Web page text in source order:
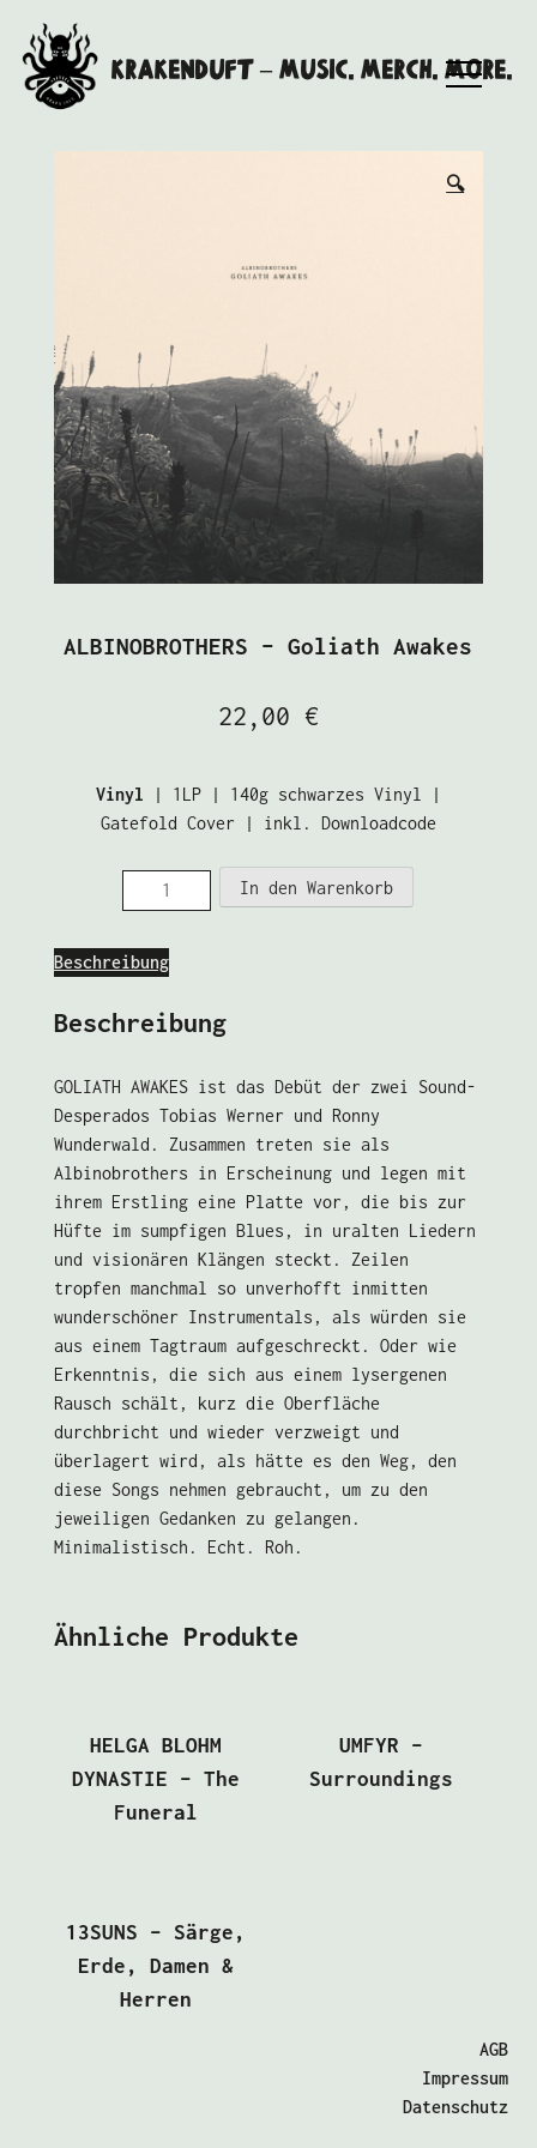
Skip
to
content
Krakenduft – MUSIC. MERCH. MORE.
🔍
ALBINOBROTHERS – Goliath Awakes
22,00 €
Vinyl | 1LP | 140g schwarzes Vinyl |
Gatefold Cover | inkl. Downloadcode
ALBINOBROTHERS
-
Awakes
In den Warenkorb
Beschreibung
Beschreibung
GOLIATH AWAKES ist das Debüt der zwei Sound-
Desperados Tobias Werner und Ronny
Wunderwald. Zusammen treten sie als
Albinobrothers in Erscheinung und legen mit
ihrem Erstling eine Platte vor, die bis zur
Hüfte im sumpfigen Blues, in uralten Liedern
und visionären Klängen steckt. Zeilen
tropfen manchmal so unverhofft inmitten
wunderschöner Instrumentals, als würden sie
aus einem Tagtraum aufgeschreckt. Oder wie
Erkenntnis, die sich aus einem lysergenen
Rausch schält, kurz die Oberfläche
durchbricht und wieder verzweigt und
überlagert wird, als hätte es den Weg, den
diese Songs nehmen gebraucht, um zu den
jeweiligen Gedanken zu gelangen.
Minimalistisch. Echt. Roh.
Ähnliche Produkte
HELGA BLOHM
DYNASTIE – The
Funeral
UMFYR –
Surroundings
13SUNS – Särge,
Erde, Damen &
Herren
AGB
Impressum
Datenschutz